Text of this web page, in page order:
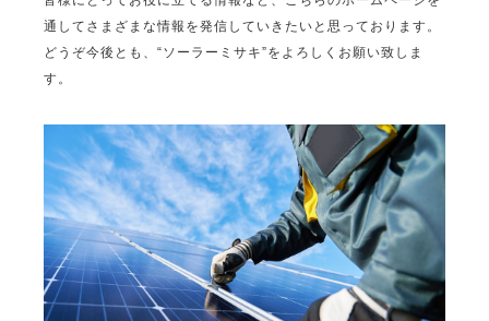
通してさまざまな情報を発信していきたいと思っております。
どうぞ今後とも、“ソーラーミサキ”をよろしくお願い致しま
す。